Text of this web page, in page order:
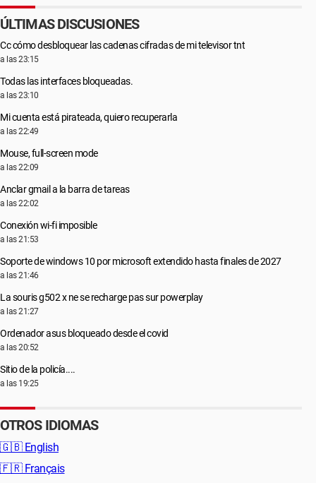
ÚLTIMAS DISCUSIONES
Cc cómo desbloquear las cadenas cifradas de mi televisor tnt
a las 23:15
Todas las interfaces bloqueadas.
a las 23:10
Mi cuenta está pirateada, quiero recuperarla
a las 22:49
Mouse, full-screen mode
a las 22:09
Anclar gmail a la barra de tareas
a las 22:02
Conexión wi-fi imposible
a las 21:53
Soporte de windows 10 por microsoft extendido hasta finales de 2027
a las 21:46
La souris g502 x ne se recharge pas sur powerplay
a las 21:27
Ordenador asus bloqueado desde el covid
a las 20:52
Sitio de la policía....
a las 19:25
OTROS IDIOMAS
🇬🇧 English
🇫🇷 Français